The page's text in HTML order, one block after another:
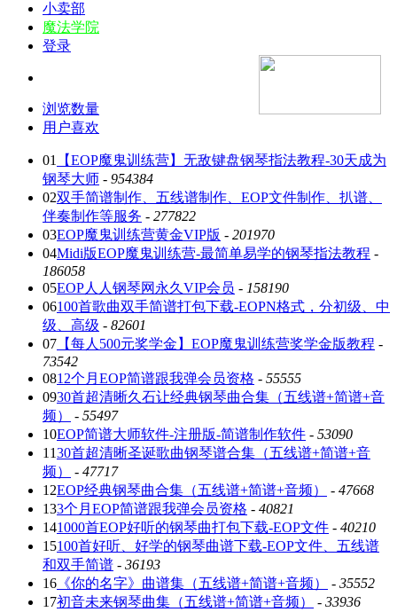
小卖部
魔法学院
登录
浏览数量
用户喜欢
01
【EOP魔鬼训练营】无敌键盘钢琴指法教程-30天成为
钢琴大师 - 954384
02双手简谱制作、五线谱制作、EOP文件制作、扒谱、
伴奏制作等服务 - 277822
03EOP魔鬼训练营黄金VIP版 - 201970
04Midi版EOP魔鬼训练营-最简单易学的钢琴指法教程 -
186058
05EOP人人钢琴网永久VIP会员 - 158190
06100首歌曲双手简谱打包下载-EOPN格式，分初级、中
级、高级 - 82601
07 【每人500元奖学金】EOP魔鬼训练营奖学金版教程 -
73542
0812个月EOP简谱跟我弹会员资格 - 55555
0930首超清晰久石让经典钢琴曲合集（五线谱+简谱+音
频）
- 55497
10EOP简谱大师软件-注册版-简谱制作软件 - 53090
1130首超清晰圣诞歌曲钢琴谱合集（五线谱+简谱+音
频）
- 47717
12EOP经典钢琴曲合集（五线谱+简谱+音频） - 47668
133个月EOP简谱跟我弹会员资格 - 40821
141000首EOP好听的钢琴曲打包下载-EOP文件 - 40210
15100首好听、好学的钢琴曲谱下载-EOP文件、五线谱
和双手简谱 - 36193
16 《你的名字》曲谱集（五线谱+简谱+音频） - 35552
17初音未来钢琴曲集（五线谱+简谱+音频） - 33936